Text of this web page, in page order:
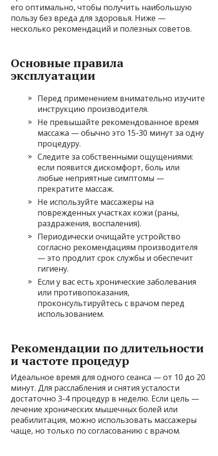
его оптимально, чтобы получить наибольшую
пользу без вреда для здоровья. Ниже —
несколько рекомендаций и полезных советов.
Основные правила
эксплуатации
Перед применением внимательно изучите
инструкцию производителя.
Не превышайте рекомендованное время
массажа — обычно это 15-30 минут за одну
процедуру.
Следите за собственными ощущениями:
если появится дискомфорт, боль или
любые неприятные симптомы —
прекратите массаж.
Не используйте массажеры на
поврежденных участках кожи (раны,
раздражения, воспаления).
Периодически очищайте устройство
согласно рекомендациям производителя
— это продлит срок службы и обеспечит
гигиену.
Если у вас есть хронические заболевания
или противопоказания,
проконсультируйтесь с врачом перед
использованием.
Рекомендации по длительности
и частоте процедур
Идеальное время для одного сеанса — от 10 до 20
минут. Для расслабления и снятия усталости
достаточно 3-4 процедур в неделю. Если цель —
лечение хронических мышечных болей или
реабилитация, можно использовать массажеры
чаще, но только по согласованию с врачом.